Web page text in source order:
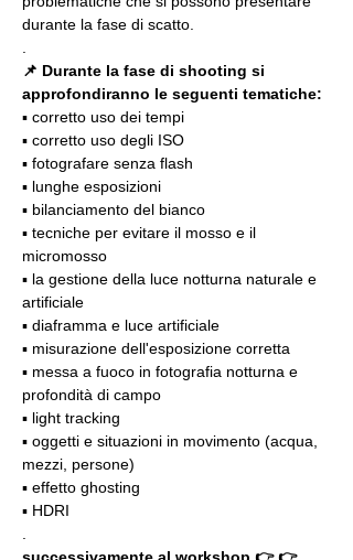
durante la fase di scatto.
📌 Durante la fase di shooting si
approfondiranno le seguenti tematiche:
▪️ corretto uso dei tempi
▪️ corretto uso degli ISO
▪️ fotografare senza flash
▪️ lunghe esposizioni
▪️ bilanciamento del bianco
▪️ tecniche per evitare il mosso e il
micromosso
▪️ la gestione della luce notturna naturale e
artificiale
▪️ diaframma e luce artificiale
▪️ misurazione dell'esposizione corretta
▪️ messa a fuoco in fotografia notturna e
profondità di campo
▪️ light tracking
▪️ oggetti e situazioni in movimento (acqua,
mezzi, persone)
▪️ effetto ghosting
▪️ HDRI